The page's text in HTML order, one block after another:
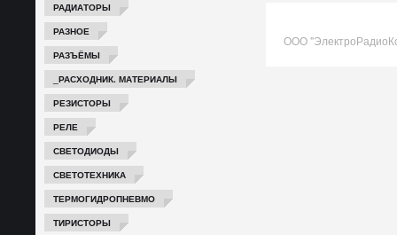
РАДИАТОРЫ
РАЗНОЕ
РАЗЪЁМЫ
_РАСХОДНИК. МАТЕРИАЛЫ
РЕЗИСТОРЫ
РЕЛЕ
СВЕТОДИОДЫ
СВЕТОТЕХНИКА
ТЕРМОГИДРОПНЕВМО
ТИРИСТОРЫ
ООО